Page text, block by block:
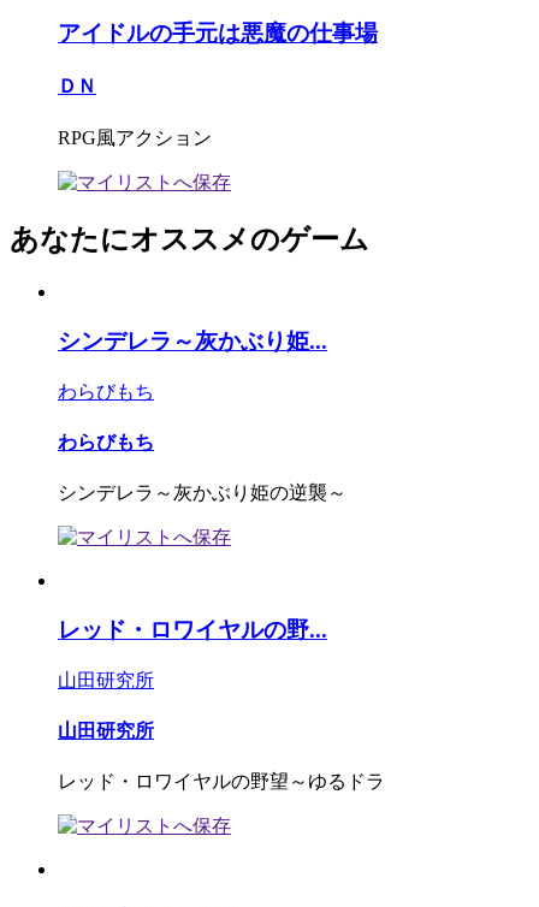
アイドルの手元は悪魔の仕事場
ＤＮ
RPG風アクション
あなたにオススメのゲーム
シンデレラ～灰かぶり姫...
わらびもち
わらびもち
シンデレラ～灰かぶり姫の逆襲～
レッド・ロワイヤルの野...
山田研究所
山田研究所
レッド・ロワイヤルの野望～ゆるドラ